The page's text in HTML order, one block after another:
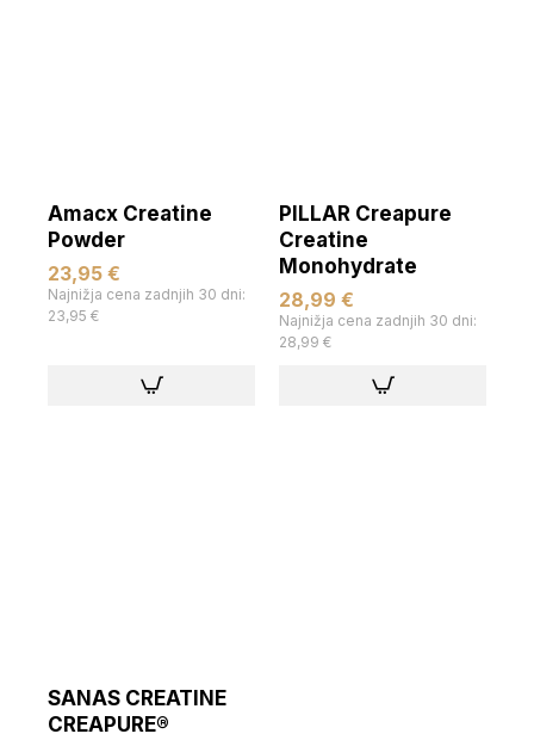
Amacx Creatine
Powder
23,95 €
Najnižja cena zadnjih 30 dni:
23,95 €
PILLAR Creapure
Creatine
Monohydrate
28,99 €
Najnižja cena zadnjih 30 dni:
28,99 €
SANAS CREATINE
CREAPURE®